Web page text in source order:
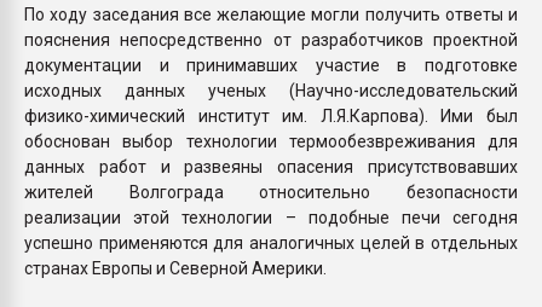
По ходу заседания все желающие могли получить ответы и
пояснения непосредственно от разработчиков проектной
документации и принимавших участие в подготовке
исходных данных ученых (Научно-исследовательский
физико-химический институт им. Л.Я.Карпова). Ими был
обоснован выбор технологии термообезвреживания для
данных работ и развеяны опасения присутствовавших
жителей Волгограда относительно безопасности
реализации этой технологии – подобные печи сегодня
успешно применяются для аналогичных целей в отдельных
странах Европы и Северной Америки.